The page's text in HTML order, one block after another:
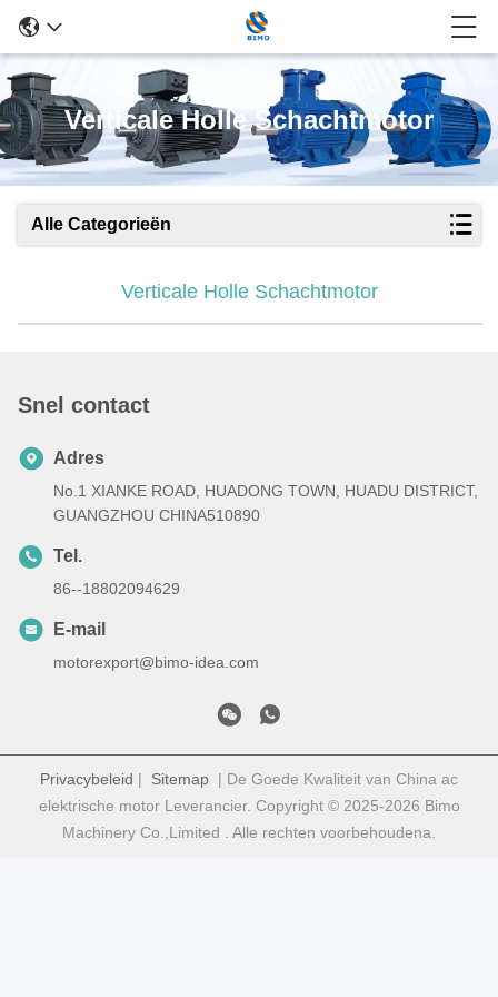
Verticale Holle Schachtmotor
Alle Categorieën
Verticale Holle Schachtmotor
Snel contact
Adres
No.1 XIANKE ROAD, HUADONG TOWN, HUADU DISTRICT,
GUANGZHOU CHINA510890
Tel.
86--18802094629
E-mail
motorexport@bimo-idea.com
Privacybeleid | Sitemap | De Goede Kwaliteit van China ac
elektrische motor Leverancier. Copyright © 2025-2026 Bimo
Machinery Co.,Limited . Alle rechten voorbehoudena.